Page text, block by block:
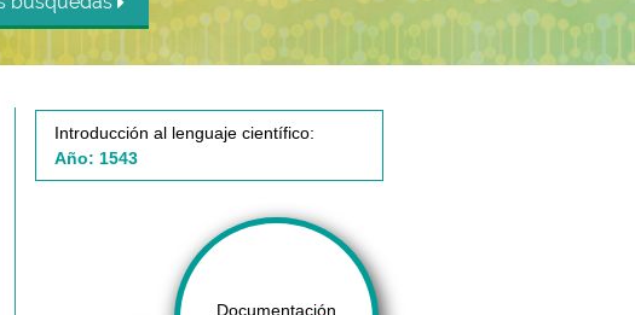
Introducción al lenguaje científico:
Año: 1543
Documentación